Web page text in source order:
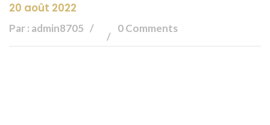
20 août 2022
Par : admin8705 0 Comments